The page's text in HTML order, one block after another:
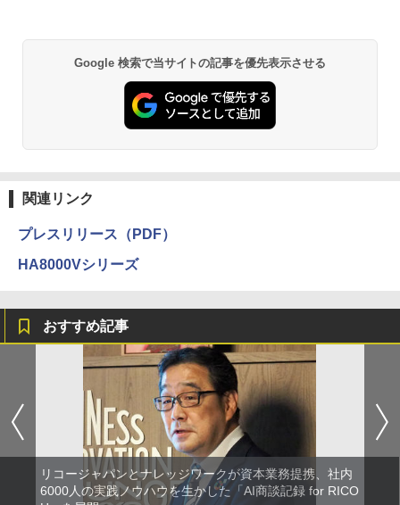
Google 検索で当サイトの記事を優先表示させる
関連リンク
プレスリリース（PDF）
HA8000Vシリーズ
おすすめ記事
リコージャパンとナレッジワークが資本業務提携、社内
6000人の実践ノウハウを生かした「AI商談記録 for RICO